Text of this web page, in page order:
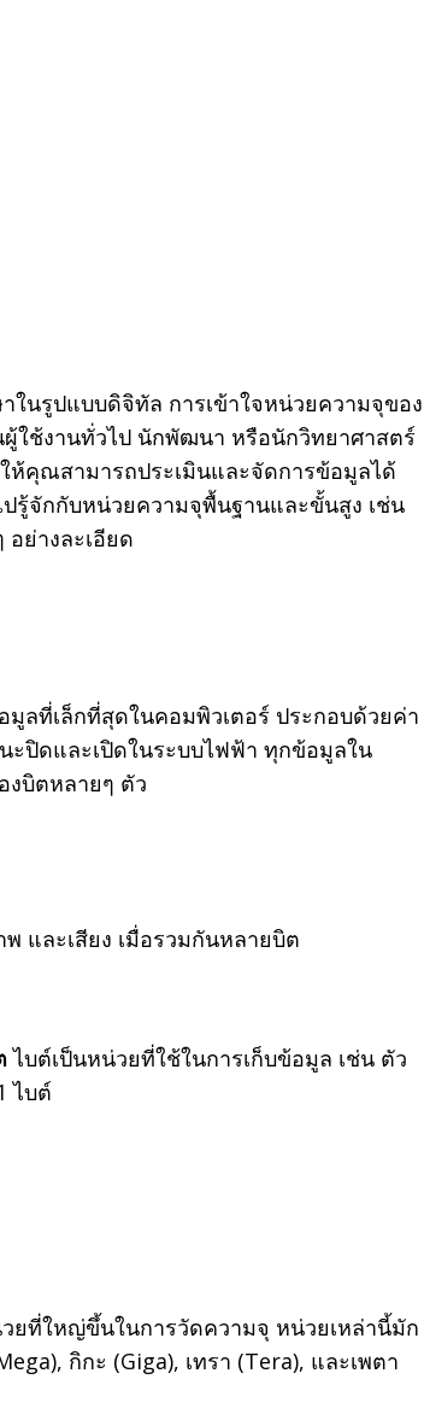
นรูปแบบดิจิทัล การเข้าใจหน่วยความจุของ
ใช้งานทั่วไป นักพัฒนา หรือนักวิทยาศาสตร์
ห้คุณสามารถประเมินและจัดการข้อมูลได้
จักกับหน่วยความจุพื้นฐานและขั้นสูง เช่น
อย่างละเอียด
มูลที่เล็กที่สุดในคอมพิวเตอร์ ประกอบด้วยค่า
ะปิดและเปิดในระบบไฟฟ้า ทุกข้อมูลใน
งบิตหลายๆ ตัว
และเสียง เมื่อรวมกันหลายบิต
ไบต์เป็นหน่วยที่ใช้ในการเก็บข้อมูล เช่น ตัว
ไบต์
ที่ใหญ่ขึ้นในการวัดความจุ หน่วยเหล่านี้มัก
กิกะ (Giga), เทรา (Tera), และเพตา